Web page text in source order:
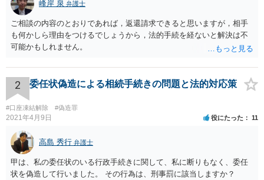
峰岸 泉 弁護士
ご相談の内容のとおりであれば，返還請求できると思いますが，相手
も何かしら理由をつけるでしょうから，法的手続を経ないと解決は不
可能かもしれません。
2 委任状偽造による相続手続きの問題と法的対応策
#口座凍結解除 #偽造罪
2021年4月9日 役にたった 11
高島 秀行 弁護士
甲は、私の委任状のいる行政手続きに関して、私に断りもなく、委任
状を偽造して行いました。 その行為は、刑事罰に該当しますか？